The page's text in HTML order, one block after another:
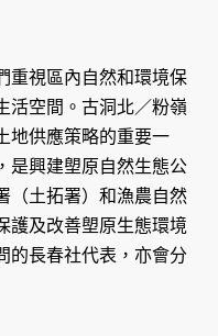
重視區內自然和環境保
活空間。古洞北／粉嶺
地供應策略的重要一
是興建塱原自然生態公
（土拓署）和漁農自然
護及改善塱原生態環境
的長春社代表，亦會分